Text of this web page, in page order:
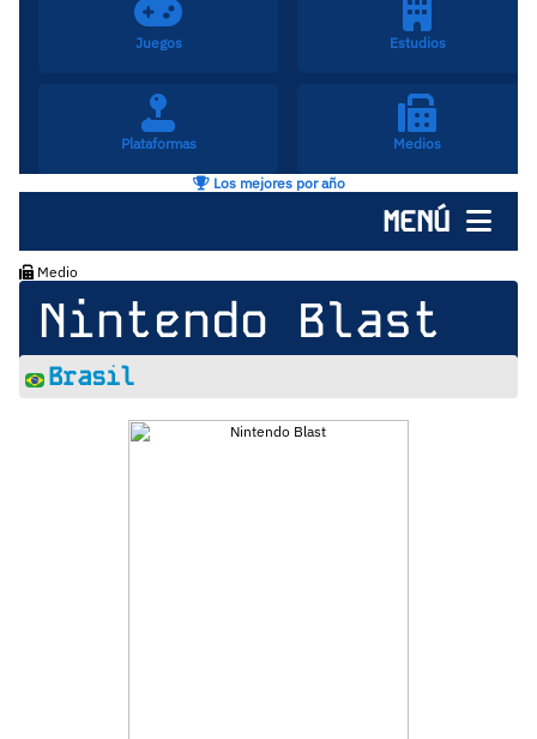
Juegos Estudios
Plataformas Medios
Los mejores por año
MENÚ
Medio
Nintendo Blast
Brasil